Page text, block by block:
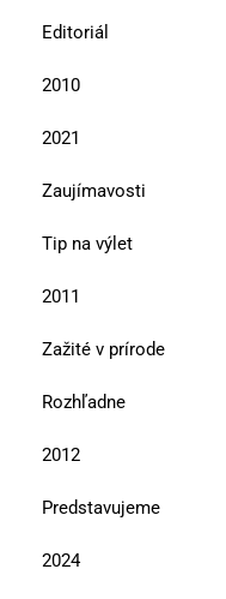
Editoriál
2010
2021
Zaujímavosti
Tip na výlet
2011
Zažité v prírode
Rozhľadne
2012
Predstavujeme
2024